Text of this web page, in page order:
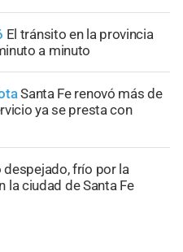
El tránsito en la provincia
a minuto
Santa Fe renovó más de
ya se presta con
despejado, frío por la
la ciudad de Santa Fe